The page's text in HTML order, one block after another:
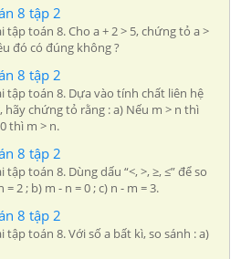
8 tập 2
tập toán 8. Cho a + 2 > 5, chứng tỏ a >
đó có đúng không ?
8 tập 2
tập toán 8. Dựa vào tính chất liên hệ
chứng tỏ rằng : a) Nếu m > n thì
thì m > n.
8 tập 2
toán 8. Dùng dấu “<, >, ≥, ≤” để so
2 ; b) m - n = 0 ; c) n - m = 3.
8 tập 2
tập toán 8. Với số a bất kì, so sánh : a)